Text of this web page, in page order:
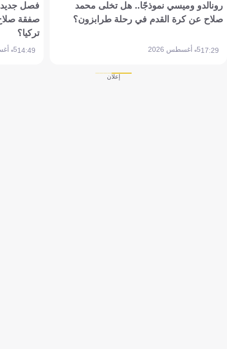
رونالدو وميسي نموذجًا.. هل تخلى محمد
صلاح عن كرة القدم في رحلة طرابزون؟
17:295 أغسطس 2026
فصل جديد
صفقة
تركيا؟
14:495 أغسطس 2026
إعلان